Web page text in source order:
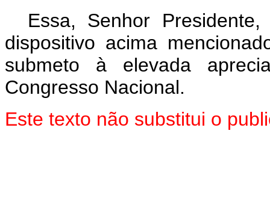
Essa, Senhor
dispositivo acima
submeto à elevada
Congresso Nacional.
Este texto não substitui o